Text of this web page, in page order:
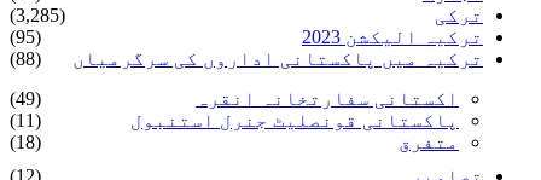
ترکی
(3,285)
ترکیہ الیکشن 2023
(95)
ترکیہ میں پاکستانی اداروں کی سرگرمیاں
(88)
اکستانی سفارتخانہ انقرہ
(49)
پاکستانی قونصلیٹ جنرل استنبول
(11)
متفرق
(18)
تصاویر
(12)